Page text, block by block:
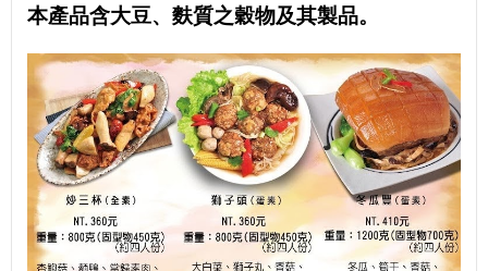
本產品含大豆、麩質之穀物及其製品。